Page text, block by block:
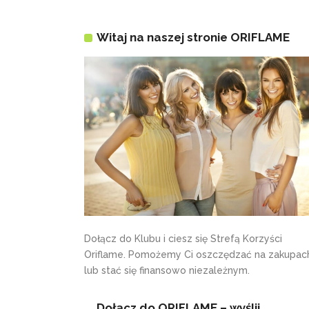
Witaj na naszej stronie ORIFLAME
Dołącz do Klubu i ciesz się Strefą Korzyści
Oriflame. Pomożemy Ci oszczędzać na
lub stać się finansowo niezależnym.